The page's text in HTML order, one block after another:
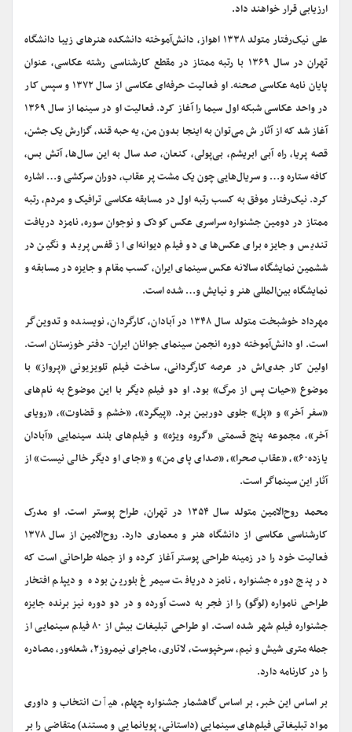
ارزیابی قرار خواهند داد.
علی نیک‌رفتار متولد ۱۳۳۸ اهواز، دانش‌آموخته دانشکده هنرهای زیبا دانشگاه
تهران در سال ۱۳۶۹ با رتبه ممتاز در مقطع کارشناسی رشته عکاسی، عنوان
پایان نامه عکاسی صحنه. او فعالیت حرفه‌ای عکاسی از سال ۱۳۷۲ و سپس کار
در واحد عکاسی شبکه اول سیما را آغاز کرد. فعالیت او در سینما از سال ۱۳۶۹
آغاز شد که از آثار ش می‌توان به اینجا بدون من، یه حبه قند، گزارش یک جشن،
قصه پریا، راه آبی ابریشم، بی‌پولی، کنعان، صد سال به این سال‌ها،‌ آتش بس،
کافه ستاره و… و سریال‌هایی چون یک مشت پر عقاب، دوران سرکشی و… اشاره
کرد. نیک‌رفتار موفق به کسب رتبه اول در مسابقه عکاسی ترافیک و مردم، رتبه
ممتاز در دومین جشنواره سراسری عکس کودک و نوجوان سوره، نامزد دریافت
تندیس و جایزه برای عکس‌های دو فیلم دیوانه‌ای از قفس پرید و نگین در
ششمین نمایشگاه سالانه عکس سینمای ایران، کسب مقام و جایزه در مسابقه و
نمایشگاه بین‌المللی هنر و نیایش و… شده است.
مهرداد خوشبخت متولد سال ۱۳۴۸ در آبادان، کارگردان، نویسنده و تدوین‌گر
است. او دانش‌آموخته دوره انجمن سینمای جوانان ایران- دفتر خوزستان است.
اولین کار جدی‌اش در عرصه کارگردانی، ساخت فیلم تلویزیونی «پرواز» با
موضوع «حیات پس از مرگ» بود. او دو فیلم دیگر با این موضوع به نام‌های
«سفر آخر» و «پل» جلوی دوربین برد. «پیگرد»، «خشم و قضاوت»، «رویای
آخر»، مجموعه پنج قسمتی «گروه ویژه» و فیلم‌های بلند سینمایی «آبادان
یازده۶۰»، «عقاب صحرا»، «صدای پای من» و «جای او دیگر خالی نیست» از
آثار این سینماگر است.
محمد روح‌الامین متولد سال ۱۳۵۴ در تهران، طراح پوستر است. او مدرک
کارشناسی عکاسی از دانشگاه هنر و معماری دارد. روح‌الامین از سال ۱۳۷۸
فعالیت خود را در زمینه طراحی پوستر آغاز کرده و از جمله طراحانی است که
در پنج دوره جشنواره، نامزد دریافت سیمرغ بلورین بوده و دیپلم افتخار
طراحی نامواره (لوگو) را از فجر به دست آورده و در دو دوره نیز برنده جایزه
جشنواره فیلم شهر شده است. او طراحی تبلیغات بیش از ۸۰ فیلم سینمایی از
جمله متری شیش و نیم، سرخپوست، لاتاری، ماجرای نیمروز۲، شعله‌ور، مصادره
را در کارنامه دارد.
بر اساس این خبر، بر اساس گاهشمار جشنواره چهلم، هیٲت انتخاب و داوری
مواد تبلیغاتی فیلم‌های سینمایی (داستانی، پویانمایی و مستند) متقاضی را بر